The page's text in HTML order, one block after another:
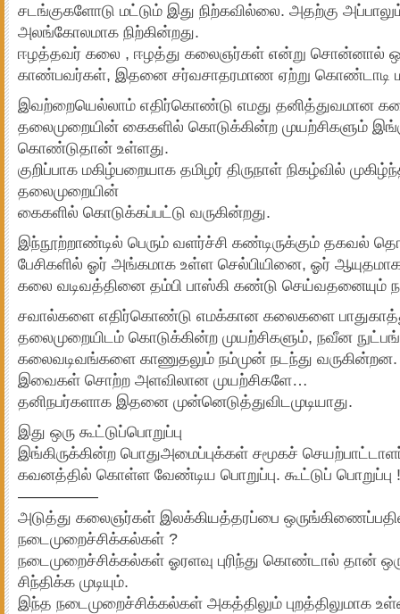
சடங்குகளோடு மட்டும் இது நிற்கவில்லை. அதற்கு
அலங்கோலமாக நிற்கின்றது.
ஈழத்தவர் கலை , ஈழத்து கலைஞர்கள் என்று சொன்னால்
காண்பவர்கள், இதனை சர்வசாதரமாண ஏற்று கொண்டாடி
இவற்றையெல்லாம் எதிர்கொண்டு எமது தனித்துவமான
தலைமுறையின் கைகளில் கொடுக்கின்ற முயற்சிகளும்
கொண்டுதான் உள்ளது.
குறிப்பாக மகிழ்பறையாக தமிழர் திருநாள் நிகழ்வில்
தலைமுறையின்
கைகளில் கொடுக்கப்பட்டு வருகின்றது.
இந்நூற்றாண்டில் பெரும் வளர்ச்சி கண்டிருக்கும் தகவல்
பேசிகளில் ஓர் அங்கமாக உள்ள செல்பியினை, ஓர்
கலை வடிவத்தினை தம்பி பாஸ்கி கண்டு செய்வதனையும்
சவால்களை எதிர்கொண்டு எமக்கான கலைகளை
தலைமுறையிடம் கொடுக்கின்ற முயற்சிகளும், நவீன
கலைவடிவங்களை காணுதலும் நம்முன் நடந்து வருகின்றன.
இவைகள் சொற்ற அளவிலான முயற்சிகளே…
தனிநபர்களாக இதனை முன்னெடுத்துவிடமுடியாது.
இது ஒரு கூட்டுப்பொறுப்பு
இங்கிருக்கின்ற பொதுஅமைப்புக்கள் சமூகச்
கவனத்தில் கொள்ள வேண்டிய பொறுப்பு. கூட்டுப் பொறுப்பு !
—————
அடுத்து கலைஞர்கள் இலக்கியத்தரப்பை
நடைமுறைச்சிக்கல்கள் ?
நடைமுறைச்சிக்கல்கள் ஓரளவு புரிந்து கொண்டால் தான்
சிந்திக்க முடியும்.
இந்த நடைமுறைச்சிக்கல்கள் அகத்திலும் புறத்திலுமாக